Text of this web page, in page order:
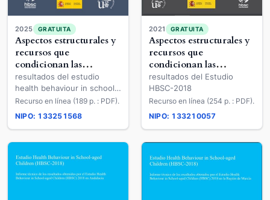
2025 GRATUITA
Aspectos estructurales y
recursos que
condicionan las
actividades de
promoción y educación
para la salud en los
centros educativos
resultados del estudio
health behaviour in school-
aged children 2022
Recurso en línea (189 p. : PDF).
NIPO: 133251568
2021 GRATUITA
Aspectos estructurales y
recursos que
condicionan las
actividades de
promoción y educación
para la salud en los
centros educativos
resultados del Estudio
HBSC-2018
Recurso en línea (254 p. : PDF).
NIPO: 133210057